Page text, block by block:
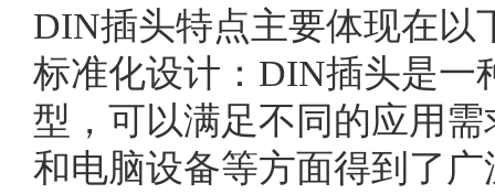
DIN插头特点主要体现在以
标准化设计：DIN插头是一
型，可以满足不同的应用
和电脑设备等方面得到了广